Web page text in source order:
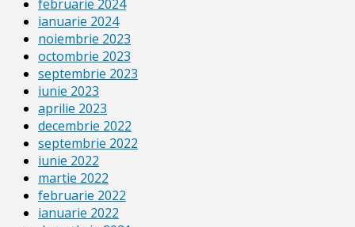
februarie 2024
ianuarie 2024
noiembrie 2023
octombrie 2023
septembrie 2023
iunie 2023
aprilie 2023
decembrie 2022
septembrie 2022
iunie 2022
martie 2022
februarie 2022
ianuarie 2022